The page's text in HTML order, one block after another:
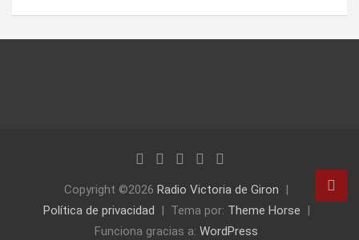
Copyright ©2026 Radio Victoria de Giron
Política de privacidad
Tema por: Theme Horse
Funciona gracias a: WordPress